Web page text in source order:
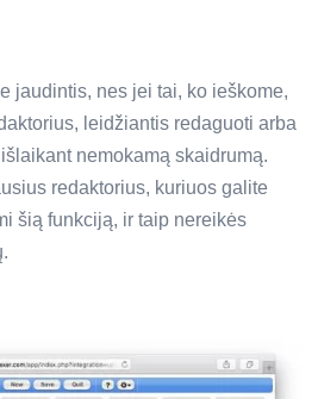
jaudintis, nes jei tai, ko ieškome,
leidžiantis redaguoti arba
nemokamą skaidrumą.
redaktorius, kuriuos galite
šią funkciją, ir taip nereikės